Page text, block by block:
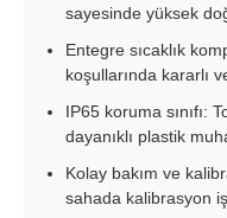
sayesinde yüksek
Entegre sıcaklık
koşullarında kararlı
IP65 koruma sınıfı:
dayanıklı plastik
Kolay bakım ve
sahada kalibrasyon